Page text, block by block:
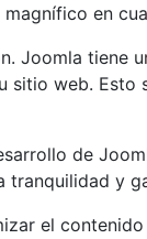
en
Joomla
web.
de
y
el